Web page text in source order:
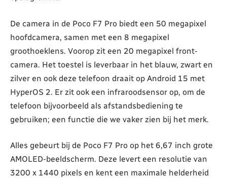
De camera in de Poco F7 Pro biedt een 50 megapixel
hoofdcamera, samen met een 8 megapixel
groothoeklens. Voorop zit een 20 megapixel front-
camera. Het toestel is leverbaar in het blauw, zwart en
zilver en ook deze telefoon draait op Android 15 met
HyperOS 2. Er zit ook een infraroodsensor op, om de
telefoon bijvoorbeeld als afstandsbediening te
gebruiken; een functie die we vaker zien bij het merk.
Alles gebeurt bij de Poco F7 Pro op het 6,67 inch grote
AMOLED-beeldscherm. Deze levert een resolutie van
3200 x 1440 pixels en kent een maximale helderheid